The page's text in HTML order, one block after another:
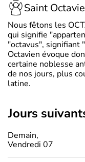
Saint
Nous fêtons les
qui signifie
"octavus", signifiant
Octavien évoque
certaine noblesse
de nos jours, plus
latine.
jours
Demain,
Vendredi 07